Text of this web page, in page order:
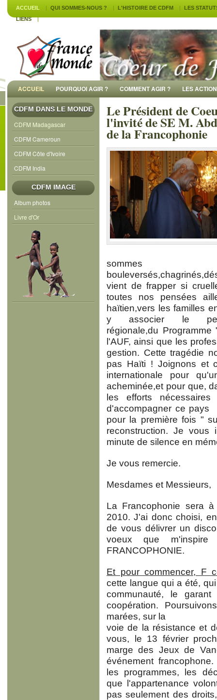
ACCUEIL QUI SOMMES-NOUS ? L'HISTOIRE DE CDFM
LES
LIENS
ACCUEIL POURQUOI AGIR ? COMMENT AGIR ? LES
CDFM DANS LE MONDE
CDFM Madagascar
CDFM Cameroun
CDFM Côte d'Ivoire
CDFM India
CDFM IMAGE
Album photos
Livre d'Or
Le Président de
l'invité de SE M.
de la Francophonie
sommes
vient de frapper si
toutes nos pensées
haïtien,vers les familles
y associer le
régionale,du
l'AUF, ainsi que les
gestion. Cette tragédie
pas Haïti ! Joignons et
internationale pour
acheminée,et pour que,
les efforts
d'accompagner ce pays
pour la première fois "
reconstruction. Je vous
minute de silence en
Je vous remercie.
Mesdames et Messieurs,
La Francophonie sera
2010. J'ai donc choisi,
de vous délivrer un
voeux que
FRANCOPHONIE.
Et pour commencer, F
cette langue qui a été,
communauté, le
coopération.
marées, sur la
voie de la résistance et
vous, le 13 février
marge des Jeux de
événement
les programmes, les
que l'appartenance
pas seulement des